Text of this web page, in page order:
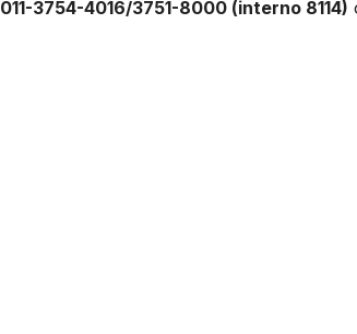
011-3754-4016/3751-8000 (interno 8114)